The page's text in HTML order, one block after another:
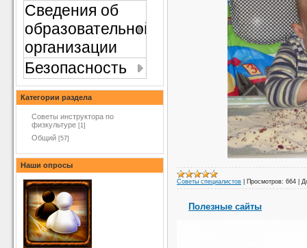
Сведения об
образовательной
организации
Безопасность
Категории раздела
Советы инструктора по
физкультуре [1]
Общий [57]
Наши опросы
Советы специалистов Просмотров: 664
Полезные сайты